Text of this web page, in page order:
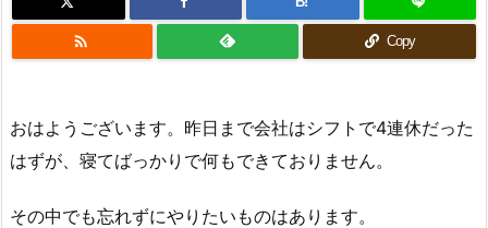
 Copy
おはようございます。昨日まで会社はシフトで4連休だった
はずが、寝てばっかりで何もできておりません。
その中でも忘れずにやりたいものはあります。